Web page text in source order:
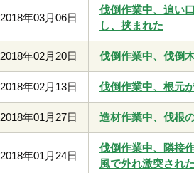
2018年03月06日
伐倒作業中、追い
し、挟まれた
2018年02月20日 伐倒作業中、伐倒
2018年02月13日 伐倒作業中、根元
2018年01月27日 造材作業中、伐根
2018年01月24日
伐倒作業中、隣接
風で外れ激突された